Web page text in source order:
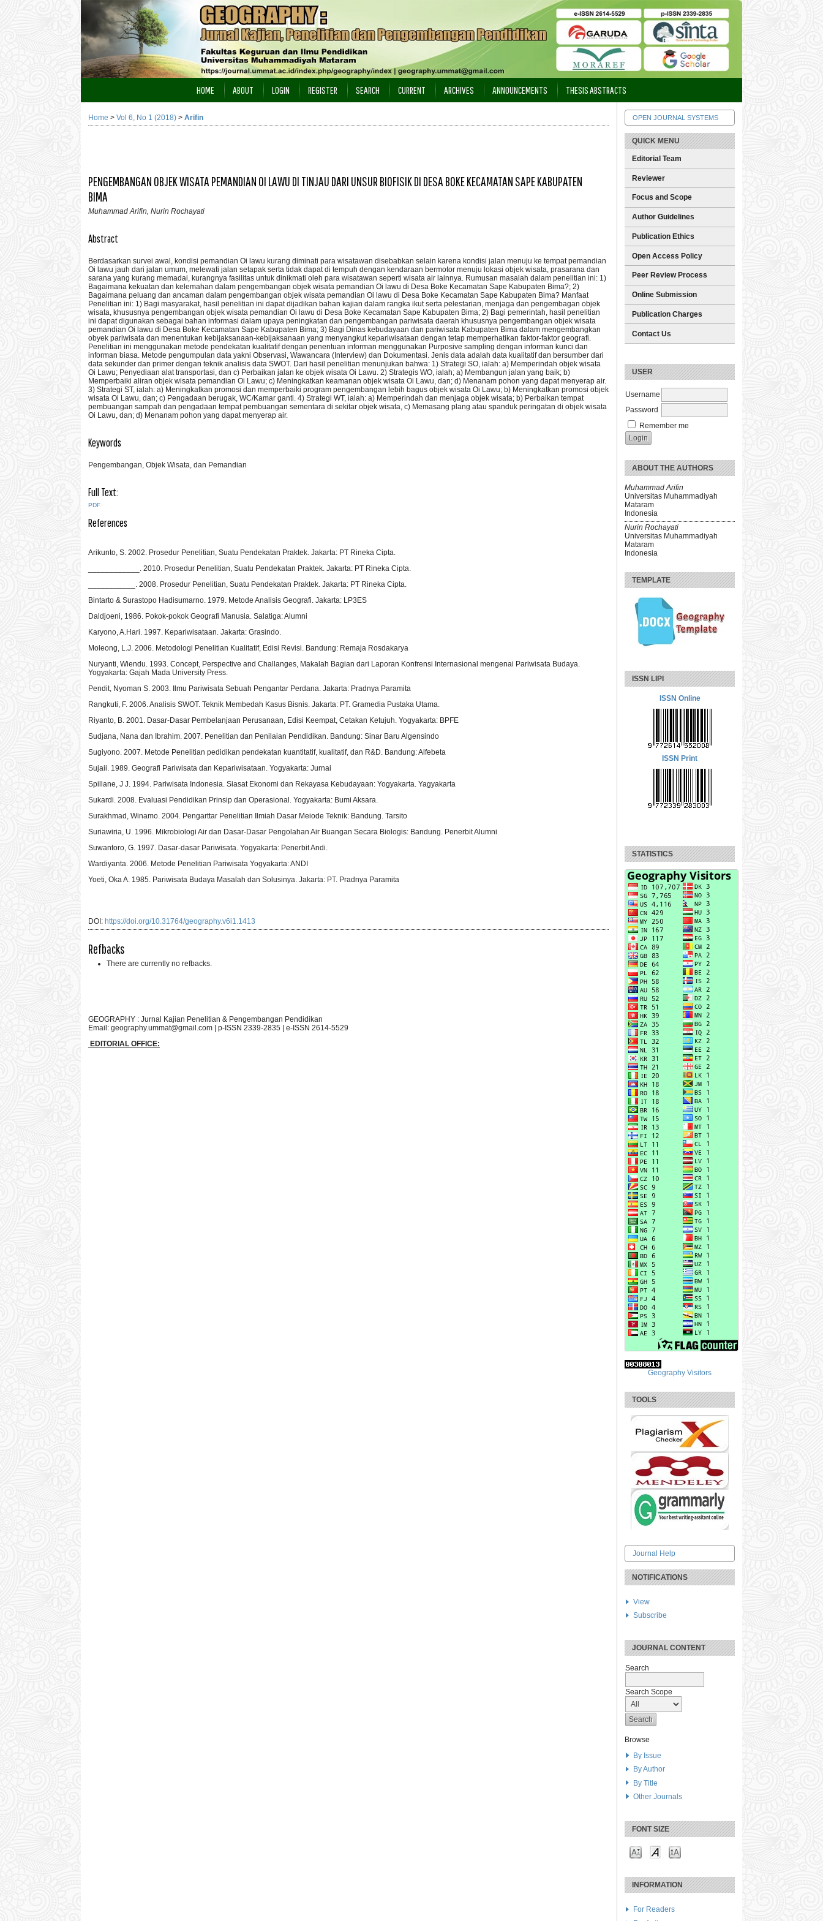
OPEN JOURNAL SYSTEMS
QUICK MENU
Editorial Team
Reviewer
Focus and Scope
Author Guidelines
Publication Ethics
Open Access Policy
Peer Review Process
Online Submission
Publication Charges
Contact Us
USER
Username
Password
Remember me
ABOUT THE AUTHORS
Muhammad Arifin
Universitas Muhammadiyah
Mataram
Indonesia
Nurin Rochayati
Universitas Muhammadiyah
Mataram
Indonesia
TEMPLATE
ISSN LIPI
ISSN Online
ISSN Print
STATISTICS
Geography Visitors
TOOLS
Journal Help
NOTIFICATIONS
View
Subscribe
JOURNAL CONTENT
Search
Search Scope
Browse
By Issue
By Author
By Title
Other Journals
FONT SIZE
INFORMATION
For Readers
HOME ABOUT LOGIN REGISTER SEARCH CURRENT ARCHIVES ANNOUNCEMENTS THESIS ABSTRACTS
Home > Vol 6, No 1 (2018) > Arifin
PENGEMBANGAN OBJEK WISATA PEMANDIAN OI LAWU DI TINJAU DARI UNSUR BIOFISIK DI DESA BOKE KECAMATAN SAPE KABUPATEN
BIMA
Muhammad Arifin, Nurin Rochayati
Abstract
Berdasarkan survei awal, kondisi pemandian Oi lawu kurang diminati para wisatawan disebabkan selain karena kondisi jalan menuju ke tempat pemandian
Oi lawu jauh dari jalan umum, melewati jalan setapak serta tidak dapat di tempuh dengan kendaraan bermotor menuju lokasi objek wisata, prasarana dan
sarana yang kurang memadai, kurangnya fasilitas untuk dinikmati oleh para wisatawan seperti wisata air lainnya. Rumusan masalah dalam penelitian ini: 1)
Bagaimana kekuatan dan kelemahan dalam pengembangan objek wisata pemandian Oi lawu di Desa Boke Kecamatan Sape Kabupaten Bima?; 2)
Bagaimana peluang dan ancaman dalam pengembangan objek wisata pemandian Oi lawu di Desa Boke Kecamatan Sape Kabupaten Bima? Manfaat
Penelitian ini: 1) Bagi masyarakat, hasil penelitian ini dapat dijadikan bahan kajian dalam rangka ikut serta pelestarian, menjaga dan pengembagan objek
wisata, khususnya pengembangan objek wisata pemandian Oi lawu di Desa Boke Kecamatan Sape Kabupaten Bima; 2) Bagi pemerintah, hasil penelitian
ini dapat digunakan sebagai bahan informasi dalam upaya peningkatan dan pengembangan pariwisata daerah khususnya pengembangan objek wisata
pemandian Oi lawu di Desa Boke Kecamatan Sape Kabupaten Bima; 3) Bagi Dinas kebudayaan dan pariwisata Kabupaten Bima dalam mengembangkan
obyek pariwisata dan menentukan kebijaksanaan-kebijaksanaan yang menyangkut kepariwisataan dengan tetap memperhatikan faktor-faktor geografi.
Penelitian ini menggunakan metode pendekatan kualitatif dengan penentuan informan menggunakan Purposive sampling dengan informan kunci dan
informan biasa. Metode pengumpulan data yakni Observasi, Wawancara (Interview) dan Dokumentasi. Jenis data adalah data kualitatif dan bersumber dari
data sekunder dan primer dengan teknik analisis data SWOT. Dari hasil penelitian menunjukan bahwa: 1) Strategi SO, ialah: a) Memperindah objek wisata
Oi Lawu; Penyediaan alat transportasi, dan c) Perbaikan jalan ke objek wisata Oi Lawu. 2) Strategis WO, ialah; a) Membangun jalan yang baik; b)
Memperbaiki aliran objek wisata pemandian Oi Lawu; c) Meningkatkan keamanan objek wisata Oi Lawu, dan; d) Menanam pohon yang dapat menyerap air.
3) Strategi ST, ialah: a) Meningkatkan promosi dan memperbaiki program pengembangan lebih bagus objek wisata Oi Lawu; b) Meningkatkan promosi objek
wisata Oi Lawu, dan; c) Pengadaan berugak, WC/Kamar ganti. 4) Strategi WT, ialah: a) Memperindah dan menjaga objek wisata; b) Perbaikan tempat
pembuangan sampah dan pengadaan tempat pembuangan sementara di sekitar objek wisata, c) Memasang plang atau spanduk peringatan di objek wisata
Oi Lawu, dan; d) Menanam pohon yang dapat menyerap air.
Keywords
Pengembangan, Objek Wisata, dan Pemandian
Full Text:
PDF
References
Arikunto, S. 2002. Prosedur Penelitian, Suatu Pendekatan Praktek. Jakarta: PT Rineka Cipta.
____________. 2010. Prosedur Penelitian, Suatu Pendekatan Praktek. Jakarta: PT Rineka Cipta.
___________. 2008. Prosedur Penelitian, Suatu Pendekatan Praktek. Jakarta: PT Rineka Cipta.
Bintarto & Surastopo Hadisumarno. 1979. Metode Analisis Geografi. Jakarta: LP3ES
Daldjoeni, 1986. Pokok-pokok Geografi Manusia. Salatiga: Alumni
Karyono, A.Hari. 1997. Kepariwisataan. Jakarta: Grasindo.
Moleong, L.J. 2006. Metodologi Penelitian Kualitatif, Edisi Revisi. Bandung: Remaja Rosdakarya
Nuryanti, Wiendu. 1993. Concept, Perspective and Challanges, Makalah Bagian dari Laporan Konfrensi Internasional mengenai Pariwisata Budaya.
Yogyakarta: Gajah Mada University Press.
Pendit, Nyoman S. 2003. Ilmu Pariwisata Sebuah Pengantar Perdana. Jakarta: Pradnya Paramita
Rangkuti, F. 2006. Analisis SWOT. Teknik Membedah Kasus Bisnis. Jakarta: PT. Gramedia Pustaka Utama.
Riyanto, B. 2001. Dasar-Dasar Pembelanjaan Perusanaan, Edisi Keempat, Cetakan Ketujuh. Yogyakarta: BPFE
Sudjana, Nana dan Ibrahim. 2007. Penelitian dan Penilaian Pendidikan. Bandung: Sinar Baru Algensindo
Sugiyono. 2007. Metode Penelitian pedidikan pendekatan kuantitatif, kualitatif, dan R&D. Bandung: Alfebeta
Sujaii. 1989. Geografi Pariwisata dan Kepariwisataan. Yogyakarta: Jurnai
Spillane, J J. 1994. Pariwisata Indonesia. Siasat Ekonomi dan Rekayasa Kebudayaan: Yogyakarta. Yagyakarta
Sukardi. 2008. Evaluasi Pendidikan Prinsip dan Operasional. Yogyakarta: Bumi Aksara.
Surakhmad, Winamo. 2004. Pengarttar Penelitian Ilmiah Dasar Meiode Teknik: Bandung. Tarsito
Suriawiria, U. 1996. Mikrobiologi Air dan Dasar-Dasar Pengolahan Air Buangan Secara Biologis: Bandung. Penerbit Alumni
Suwantoro, G. 1997. Dasar-dasar Pariwisata. Yogyakarta: Penerbit Andi.
Wardiyanta. 2006. Metode Penelitian Pariwisata Yogyakarta: ANDI
Yoeti, Oka A. 1985. Pariwisata Budaya Masalah dan Solusinya. Jakarta: PT. Pradnya Paramita
DOI: https://doi.org/10.31764/geography.v6i1.1413
Refbacks
There are currently no refbacks.
GEOGRAPHY : Jurnal Kajian Penelitian & Pengembangan Pendidikan
Email: geography.ummat@gmail.com | p-ISSN 2339-2835 | e-ISSN 2614-5529
EDITORIAL OFFICE: